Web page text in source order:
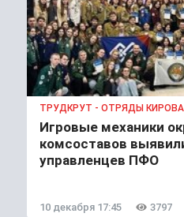
ТРУДКРУТ - ОТРЯДЫ КИРОВА
Игровые механики
комсоставов
управленцев ПФО
10 декабря 17:45 3797